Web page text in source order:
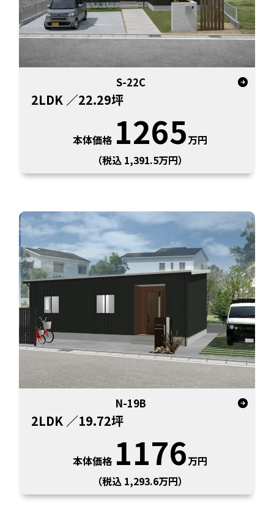
S-22C
2LDK ／22.29坪
本体価格 1265万円
（税込 1,391.5万円）
N-19B
2LDK ／19.72坪
本体価格 1176万円
（税込 1,293.6万円）